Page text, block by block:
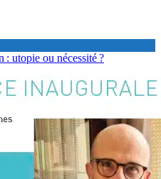
: utopie ou nécessité ?